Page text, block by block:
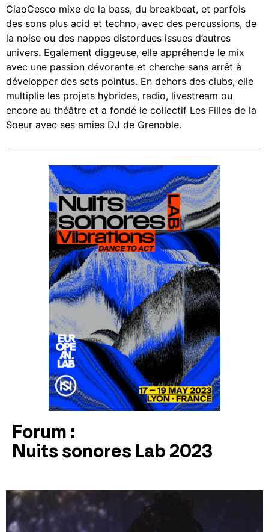
CiaoCesco mixe de la bass, du breakbeat, et parfois
des sons plus acid et techno, avec des percussions, de
la noise ou des nappes distordues issues d’autres
univers. Egalement diggeuse, elle appréhende le mix
avec une passion dévorante et cherche sans arrêt à
développer des sets pointus. En dehors des clubs, elle
multiplie les projets hybrides, radio, livestream ou
encore au théâtre et a fondé le collectif Les Filles de la
Soeur avec ses amies DJ de Grenoble.
Forum :
Nuits sonores Lab 2023